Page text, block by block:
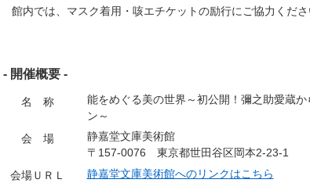
館内では、マスク着用・咳エチケットの励行にご協力くださ
- 開催概要 -
名 称
能をめぐる美の世界～初公開！彌之助愛蔵
ン～
会 場
静嘉堂文庫美術館
〒157-0076 東京都世田谷区岡本2-23-1
会場ＵＲＬ
静嘉堂文庫美術館へのリンクはこちら